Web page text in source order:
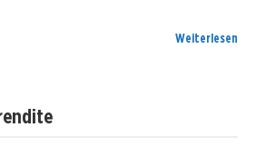
Weiterlesen